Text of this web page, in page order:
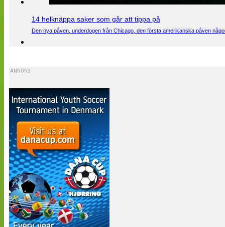
14 helknäppa saker som går att tippa på
Den nya påven, underdogen från Chicago, den första amerikanska påven
ANNONS